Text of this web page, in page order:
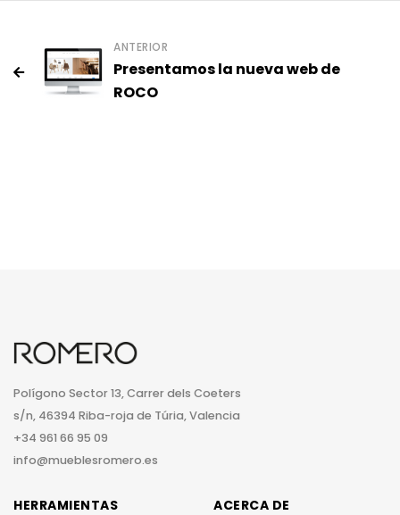
ANTERIOR
Presentamos la nueva web de
ROCO
Polígono Sector 13, Carrer dels Coeters
s/n, 46394 Riba-roja de Túria, Valencia
+34 961 66 95 09
info@mueblesromero.es
HERRAMIENTAS ACERCA DE